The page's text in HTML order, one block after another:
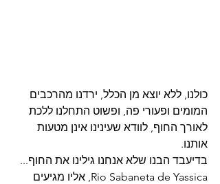
כולנו, ללא יוצא מן הכלל, ירדנו מהרכבים
המומים ופעורי פה, ופשוט התחלנו ללכת
לאורך החוף, לוודא שעינינו אינן מטעות
אותנו.
בדיעבד הבנו שלא אנחנו גילינו את החוף...
Rio Sabaneta de Yassica, אליו מגיעים